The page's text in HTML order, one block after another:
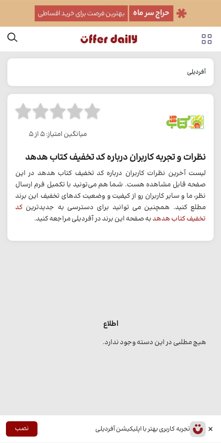
× تجربه کاربری بهتر با اپلیکیشن آفردیلی نصب
آفردیلی
میانگین امتیاز: 5 از 5
نظرات و تجربه کاربران درباره کد تخفیف کتاب هدهد
لیست آخرین نظرات کاربران درباره کد تخفیف کتاب هدهد در این
صفحه قابل مشاهده هست. شما هم می‌تونید با تکمیل فرم ارسال
نظر، ما و سایر کاربران رو از کیفیت و وضعیت کدهای تخفیف این برند
مطلع کنید. همچنین می توانید برای دسترسی به جدیدترین کد
تخفیف کتاب هدهدبه صفحه این برند در آفردیلی مراجعه کنید.
اطلاع
هیچ مطلبی در این دسته وجود ندارد.